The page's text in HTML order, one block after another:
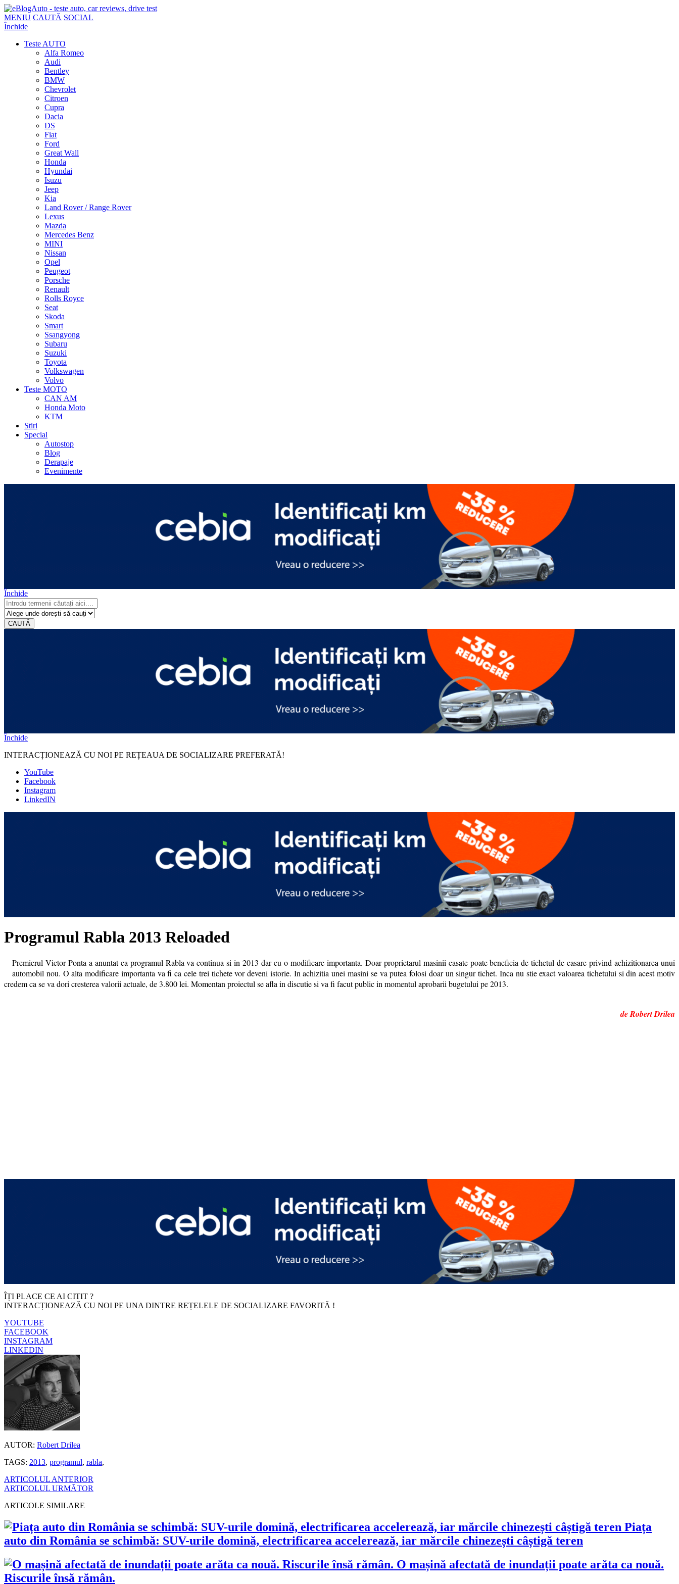
MENIU CAUTĂ SOCIAL
Închide
Teste AUTO
Alfa Romeo
Audi
Bentley
BMW
Chevrolet
Citroen
Cupra
Dacia
DS
Fiat
Ford
Great Wall
Honda
Hyundai
Isuzu
Jeep
Kia
Land Rover / Range Rover
Lexus
Mazda
Mercedes Benz
MINI
Nissan
Opel
Peugeot
Porsche
Renault
Rolls Royce
Seat
Skoda
Smart
Ssangyong
Subaru
Suzuki
Toyota
Volkswagen
Volvo
Teste MOTO
CAN AM
Honda Moto
KTM
Stiri
Special
Autostop
Blog
Derapaje
Evenimente
Închide
CAUTĂ
Închide
INTERACȚIONEAZĂ CU NOI PE REȚEAUA DE SOCIALIZARE PREFERATĂ!
YouTube
Facebook
Instagram
LinkedIN
Programul Rabla 2013 Reloaded
Premierul Victor Ponta a anuntat ca programul Rabla va continua si in 2013 dar cu o modificare importanta. Doar proprietarul masinii casate poate beneficia de tichetul de casare privind achizitionarea unui
automobil nou. O alta modificare importanta va fi ca cele trei tichete vor deveni istorie. In achizitia unei masini se va putea folosi doar un singur tichet. Inca nu stie exact valoarea tichetului si din acest motiv
credem ca se va dori cresterea valorii actuale, de 3.800 lei. Momentan proiectul se afla in discutie si va fi facut public in momentul aprobarii bugetului pe 2013.
de Robert Drilea
ÎȚI PLACE CE AI CITIT ?
INTERACȚIONEAZĂ CU NOI PE UNA DINTRE REȚELELE DE SOCIALIZARE FAVORITĂ !
YOUTUBE
FACEBOOK
INSTAGRAM
LINKEDIN
AUTOR: Robert Drilea
TAGS: 2013, programul, rabla,
ARTICOLUL ANTERIOR
ARTICOLUL URMĂTOR
ARTICOLE SIMILARE
Piața
auto din România se schimbă: SUV-urile domină, electrificarea accelerează, iar mărcile chinezești câștigă teren
O mașină afectată de inundații poate arăta ca nouă.
Riscurile însă rămân.